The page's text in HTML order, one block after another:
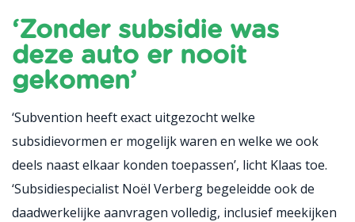
‘Zonder subsidie was
deze auto er nooit
gekomen’
‘Subvention heeft exact uitgezocht welke
subsidievormen er mogelijk waren en welke we ook
deels naast elkaar konden toepassen’, licht Klaas toe.
‘Subsidiespecialist Noël Verberg begeleidde ook de
daadwerkelijke aanvragen volledig, inclusief meekijken